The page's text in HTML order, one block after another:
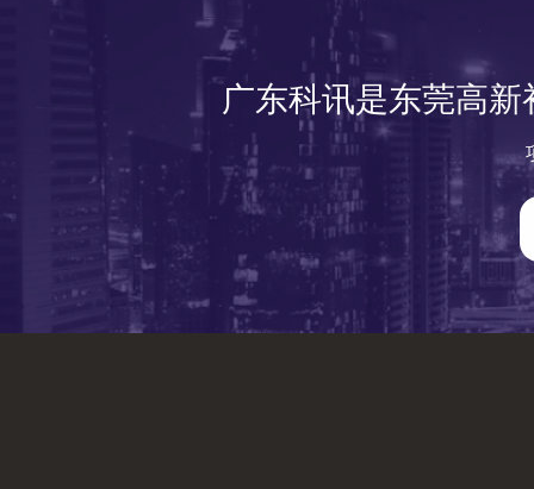
广东科讯是东莞高